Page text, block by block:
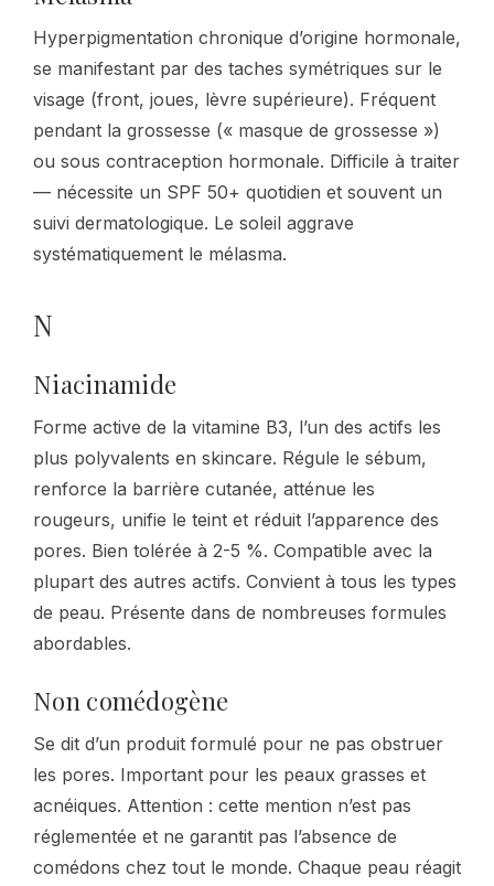
Hyperpigmentation chronique d’origine hormonale,
se manifestant par des taches symétriques sur le
visage (front, joues, lèvre supérieure). Fréquent
pendant la grossesse (« masque de grossesse »)
ou sous contraception hormonale. Difficile à traiter
— nécessite un SPF 50+ quotidien et souvent un
suivi dermatologique. Le soleil aggrave
systématiquement le mélasma.
N
Niacinamide
Forme active de la vitamine B3, l’un des actifs les
plus polyvalents en skincare. Régule le sébum,
renforce la barrière cutanée, atténue les
rougeurs, unifie le teint et réduit l’apparence des
pores. Bien tolérée à 2-5 %. Compatible avec la
plupart des autres actifs. Convient à tous les types
de peau. Présente dans de nombreuses formules
abordables.
Non comédogène
Se dit d’un produit formulé pour ne pas obstruer
les pores. Important pour les peaux grasses et
acnéiques. Attention : cette mention n’est pas
réglementée et ne garantit pas l’absence de
comédons chez tout le monde. Chaque peau réagit